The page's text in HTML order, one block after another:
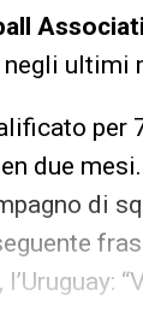
ultimi
per
due
di